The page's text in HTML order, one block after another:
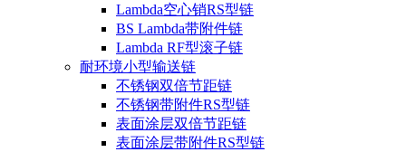
Lambda空心销RS型链
BS Lambda带附件链
Lambda RF型滚子链
耐环境小型输送链
不锈钢双倍节距链
不锈钢带附件RS型链
表面涂层双倍节距链
表面涂层带附件RS型链